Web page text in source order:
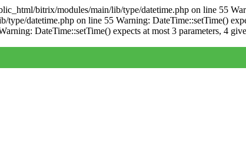
bitrix/modules/main/lib/type/datetime.php on line 55
datetime.php on line 55 Warning: DateTime::setTime()
DateTime::setTime() expects at most 3 parameters, 4